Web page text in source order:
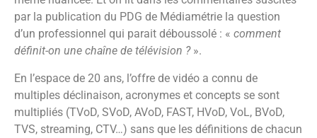
par la publication du PDG de Médiamétrie la question
d’un professionnel qui parait déboussolé : « comment
définit-on une chaîne de télévision ?».
En l’espace de 20 ans, l’offre de vidéo a connu de
multiples déclinaison, acronymes et concepts se sont
multipliés (TVoD, SVoD, AVoD, FAST, HVoD, VoL, BVoD,
TVS, streaming, CTV…) sans que les définitions de chacun